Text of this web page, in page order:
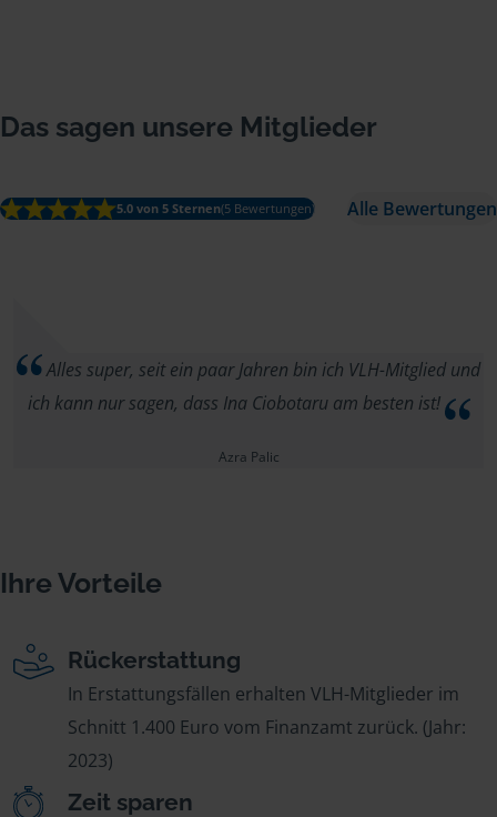
Das sagen unsere Mitglieder
5.0 von 5 Sternen(5 Bewertungen) Alle Bewertungen
Alles super, seit ein paar Jahren bin ich VLH-Mitglied und
ich kann nur sagen, dass Ina Ciobotaru am besten ist!
Azra Palic
Ihre Vorteile
Rückerstattung
In Erstattungsfällen erhalten VLH-Mitglieder im
Schnitt 1.400 Euro vom Finanzamt zurück. (Jahr:
2023)
Zeit sparen